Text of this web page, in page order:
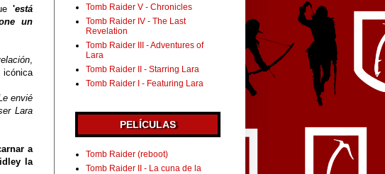
'está
un
envié
Lara
a
la
Tomb Raider V - Chronicles
Tomb Raider IV - The Last
Revelation
Tomb Raider III - Adventures of
Lara
Tomb Raider II - Starring Lara
Tomb Raider I - Featuring Lara
PELÍCULAS
Tomb Raider (reboot)
Tomb Raider II - La cuna de la